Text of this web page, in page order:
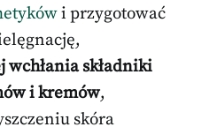
i przygotować
wchłania składniki
i kremów,
skóra